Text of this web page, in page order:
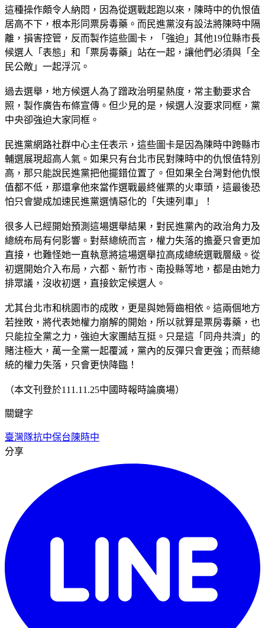
這種操作頗令人納悶，因為從選戰起跑以來，陳時中的仇恨值
居高不下，根本形同票房毒藥。而民進黨沒有設法將陳時中隔
離，損害控管，反而製作這些圖卡，「強迫」其他19位縣市長
候選人「表態」和「票房毒藥」站在一起，讓他們必須與「全
民公敵」一起浮沉。
過去選舉，地方候選人為了蹭政治明星熱度，常主動要求合
照，製作廣告布條宣傳。但少見的是，候選人沒要求同框，黨
中央卻強迫大家同框。
民進黨網路社群中心主任表示，這些圖卡是因為陳時中跨縣市
輔選展現超高人氣。如果只有台北市民對陳時中的仇恨值特別
高，那只能說民進黨把他擺錯位置了。但如果全台灣對他仇恨
值都不低，那還拿他來當作選戰最終催票的火車頭，這最後恐
怕只會變成加速民進黨選情惡化的「失速列車」！
很多人已經開始預測這場選舉結果，對民進黨內的政治角力及
總統布局有何影響。對蔡總統而言，權力失落的擔憂只會更加
直接，也難怪她一直執意將這場選舉拉高成總統選戰層級。從
初選開始介入布局，六都、新竹市、南投縣等地，都是由她力
排眾議，沒收初選，直接欽定候選人。
尤其台北市和桃園市的成敗，更是與她脣齒相依。這兩個地方
若挫敗，將代表她權力崩解的開始，所以就算是票房毒藥，也
只能拉全黨之力，強迫大家團結互挺。只是這「同舟共濟」的
賭注極大，萬一全黨一起覆滅，黨內的反彈只會更強；而蔡總
統的權力失落，只會更快降臨！
（本文刊登於111.11.25中國時報時論廣場）
關鍵字
臺灣隊抗中保台 陳時中
分享